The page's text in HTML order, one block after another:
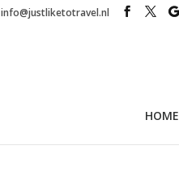
info@justliketotravel.nl
HOME